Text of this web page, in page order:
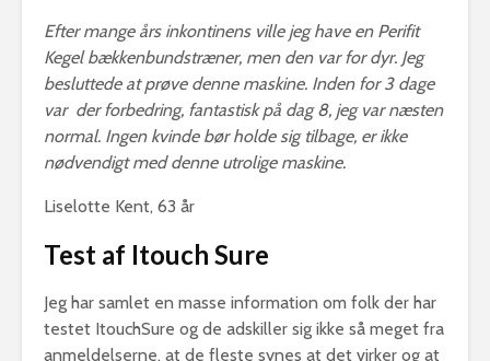
Efter mange års inkontinens ville jeg have en Perifit
Kegel bækkenbundstræner, men den var for dyr. Jeg
besluttede at prøve denne maskine. Inden for 3 dage
var der forbedring, fantastisk på dag 8, jeg var næsten
normal. Ingen kvinde bør holde sig tilbage, er ikke
nødvendigt med denne utrolige maskine.
Liselotte Kent, 63 år
Test af Itouch Sure
Jeg har samlet en masse information om folk der har
testet ItouchSure og de adskiller sig ikke så meget fra
anmeldelserne, at de fleste synes at det virker og at